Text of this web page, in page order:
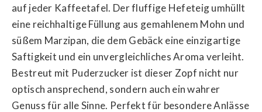
auf jeder Kaffeetafel. Der fluffige Hefeteig umhüllt
eine reichhaltige Füllung aus gemahlenem Mohn und
süßem Marzipan, die dem Gebäck eine einzigartige
Saftigkeit und ein unvergleichliches Aroma verleiht.
Bestreut mit Puderzucker ist dieser Zopf nicht nur
optisch ansprechend, sondern auch ein wahrer
Genuss für alle Sinne. Perfekt für besondere Anlässe